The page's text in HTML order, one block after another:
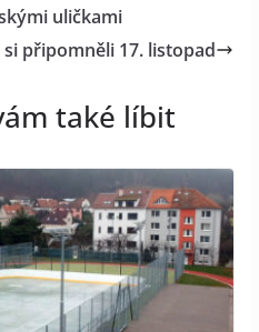
uličkami
připomněli 17. listopad
také líbit